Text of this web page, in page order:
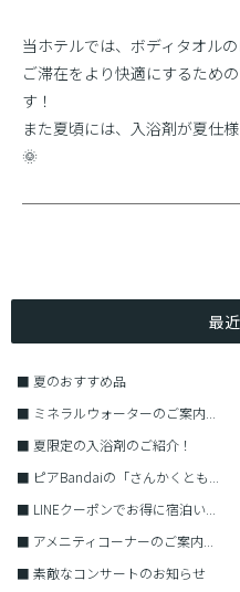
当ホテルでは、ボディタオルの
ご滞在をより快適にするため
す！
また夏頃には、入浴剤が夏仕
🌞
最
■ 夏のおすすめ品
■ ミネラルウォーターのご案内...
■ 夏限定の入浴剤のご紹介！
■ ピアBandaiの「さんかくとも...
■ LINEクーポンでお得に宿泊い...
■ アメニティコーナーのご案内...
■ 素敵なコンサートのお知らせ